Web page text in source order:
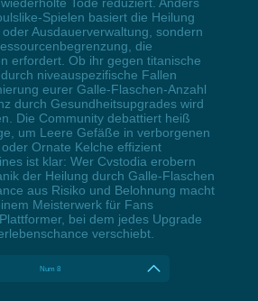
Tode reduziert. Anders
Spielen basiert die Heilung
Ausdauerverwaltung, sondern
die
erfordert. Ob ihr gegen titanische
niveauspezifische Fallen
eurer Galle-Flaschen-Anzahl
durch Gesundheitsupgrades wird
Die Community debattiert heiß
um Leere Gefäße in verborgenen
Ornate Kelche effizient
ist klar: Wer Cvstodia erobern
der Heilung durch Galle-Flaschen
aus Risiko und Belohnung macht
Meisterwerk für Fans
bei dem jedes Upgrade
verschiebt.
Num 8